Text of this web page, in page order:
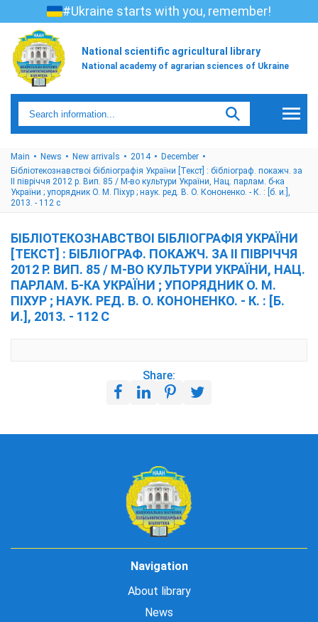
#Ukraine starts with you, remember!
National scientific agricultural library
National academy of agrarian sciences of Ukraine
Main News New arrivals 2014
December
Бібліотекознавствоі бібліографія України [Текст] : бібліограф. покажч. за
ІІ півріччя 2012 р. Вип. 85 / М-во культури України, Нац. парлам. б-ка
України ; упорядник О. М. Піхур ; наук. ред. В. О. Кононенко. - К. : [б. и.],
2013. - 112 с
БІБЛІОТЕКОЗНАВСТВОІ БІБЛІОГРАФІЯ УКРАЇНИ
[ТЕКСТ] : БІБЛІОГРАФ. ПОКАЖЧ. ЗА ІІ ПІВРІЧЧЯ
2012 Р. ВИП. 85 / М-ВО КУЛЬТУРИ УКРАЇНИ, НАЦ.
ПАРЛАМ. Б-КА УКРАЇНИ ; УПОРЯДНИК О. М.
ПІХУР ; НАУК. РЕД. В. О. КОНОНЕНКО. - К. : [Б.
И.], 2013. - 112 С
Share:
Navigation
About library
News